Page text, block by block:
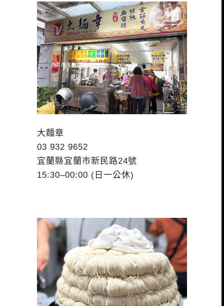
大麵章
03 932 9652
宜蘭縣宜蘭市新民路24號
15:30–00:00 (日一公休)